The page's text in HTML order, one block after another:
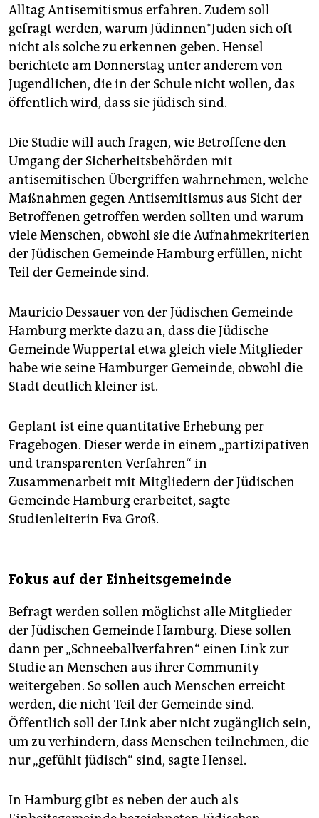
Alltag Antisemitismus erfahren. Zudem soll
gefragt werden, warum Jü­din­nen*­Ju­den sich oft
nicht als solche zu erkennen geben. Hensel
berichtete am Donnerstag unter anderem von
Jugendlichen, die in der Schule nicht wollen, das
öffentlich wird, dass sie jüdisch sind.
Die Studie will auch fragen, wie Betroffene den
Umgang der Sicherheitsbehörden mit
antisemitischen Übergriffen wahrnehmen, welche
Maßnahmen gegen Antisemitismus aus Sicht der
Betroffenen getroffen werden sollten und warum
viele Menschen, obwohl sie die Aufnahmekriterien
der Jüdischen Gemeinde Hamburg erfüllen, nicht
Teil der Gemeinde sind.
Mauricio Dessauer von der Jüdischen Gemeinde
Hamburg merkte dazu an, dass die Jüdische
Gemeinde Wuppertal etwa gleich viele Mitglieder
habe wie seine Hamburger Gemeinde, obwohl die
Stadt deutlich kleiner ist.
Geplant ist eine quantitative Erhebung per
Fragebogen. Dieser werde in einem „partizipativen
und transparenten Verfahren“ in
Zusammenarbeit mit Mitgliedern der Jüdischen
Gemeinde Hamburg erarbeitet, sagte
Studienleiterin Eva Groß.
Fokus auf der Einheitsgemeinde
Befragt werden sollen möglichst alle Mitglieder
der Jüdischen Gemeinde Hamburg. Diese sollen
dann per „Schneeballverfahren“ einen Link zur
Studie an Menschen aus ihrer Community
weitergeben. So sollen auch Menschen erreicht
werden, die nicht Teil der Gemeinde sind.
Öffentlich soll der Link aber nicht zugänglich sein,
um zu verhindern, dass Menschen teilnehmen, die
nur „gefühlt jüdisch“ sind, sagte Hensel.
In Hamburg gibt es neben der auch als